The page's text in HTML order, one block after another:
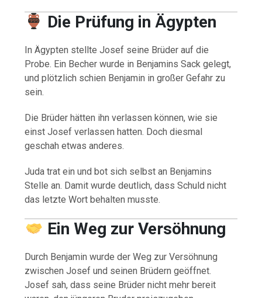
Die Prüfung in Ägypten
In Ägypten stellte Josef seine Brüder auf die
Probe. Ein Becher wurde in Benjamins Sack gelegt,
und plötzlich schien Benjamin in großer Gefahr zu
sein.
Die Brüder hätten ihn verlassen können, wie sie
einst Josef verlassen hatten. Doch diesmal
geschah etwas anderes.
Juda trat ein und bot sich selbst an Benjamins
Stelle an. Damit wurde deutlich, dass Schuld nicht
das letzte Wort behalten musste.
Ein Weg zur Versöhnung
Durch Benjamin wurde der Weg zur Versöhnung
zwischen Josef und seinen Brüdern geöffnet.
Josef sah, dass seine Brüder nicht mehr bereit